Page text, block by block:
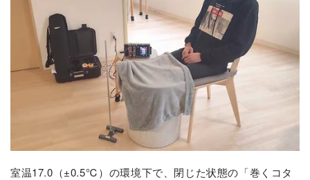
室温17.0（±0.5℃）の環境下で、閉じた状態の「巻くコタ